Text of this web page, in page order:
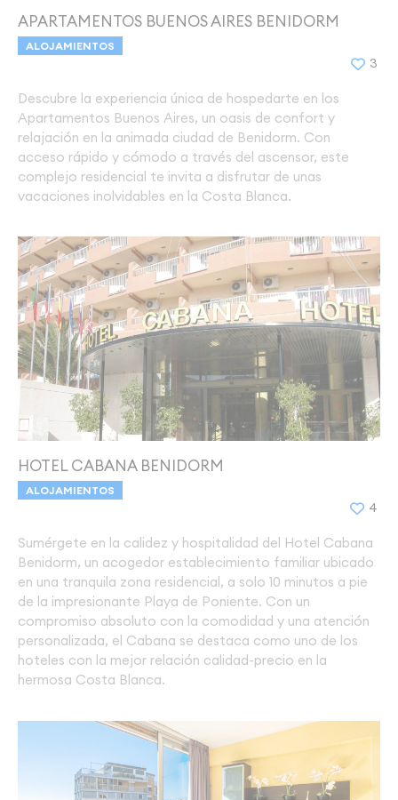
APARTAMENTOS BUENOS AIRES BENIDORM
ALOJAMIENTOS
3
Descubre la experiencia única de hospedarte en los
Apartamentos Buenos Aires, un oasis de confort y
relajación en la animada ciudad de Benidorm. Con
acceso rápido y cómodo a través del ascensor, este
complejo residencial te invita a disfrutar de unas
vacaciones inolvidables en la Costa Blanca.
HOTEL CABANA BENIDORM
ALOJAMIENTOS
4
Sumérgete en la calidez y hospitalidad del Hotel Cabana
Benidorm, un acogedor establecimiento familiar ubicado
en una tranquila zona residencial, a solo 10 minutos a pie
de la impresionante Playa de Poniente. Con un
compromiso absoluto con la comodidad y una atención
personalizada, el Cabana se destaca como uno de los
hoteles con la mejor relación calidad-precio en la
hermosa Costa Blanca.